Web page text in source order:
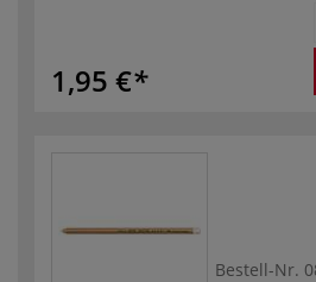
1,95 €
Bestell-Nr.